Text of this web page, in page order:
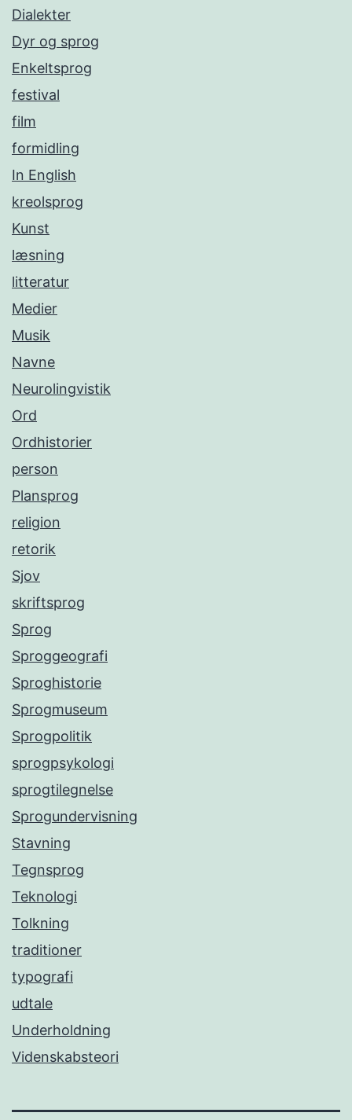
Dialekter
Dyr og sprog
Enkeltsprog
festival
film
formidling
In English
kreolsprog
Kunst
læsning
litteratur
Medier
Musik
Navne
Neurolingvistik
Ord
Ordhistorier
person
Plansprog
religion
retorik
Sjov
skriftsprog
Sprog
Sproggeografi
Sproghistorie
Sprogmuseum
Sprogpolitik
sprogpsykologi
sprogtilegnelse
Sprogundervisning
Stavning
Tegnsprog
Teknologi
Tolkning
traditioner
typografi
udtale
Underholdning
Videnskabsteori